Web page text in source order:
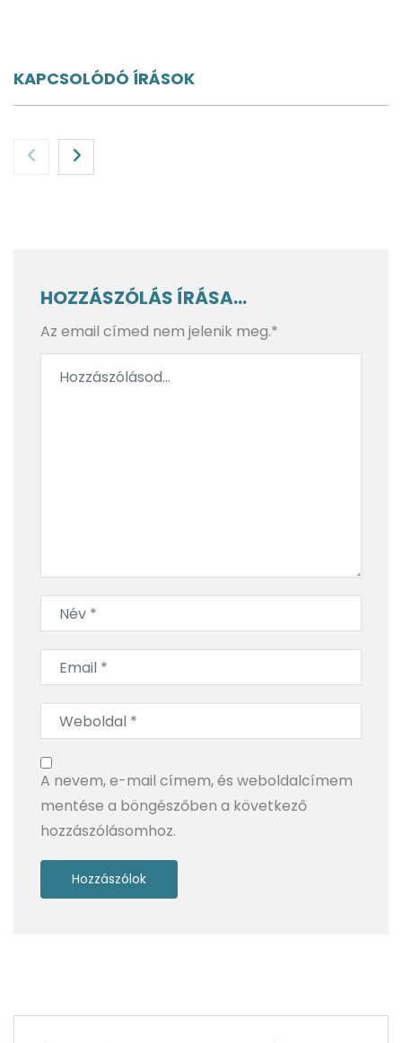
KAPCSOLÓDÓ ÍRÁSOK
Altötting, a bajor zarándokhely, nem csak
Visszatérés karácsonykor
HOZZÁSZÓLÁS ÍRÁSA...
Az email címed nem jelenik meg.*
A nevem, e-mail címem, és weboldalcímem
mentése a böngészőben a következő
hozzászólásomhoz.